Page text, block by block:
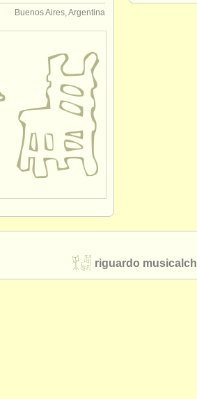
Buenos Aires, Argentina
riguardo